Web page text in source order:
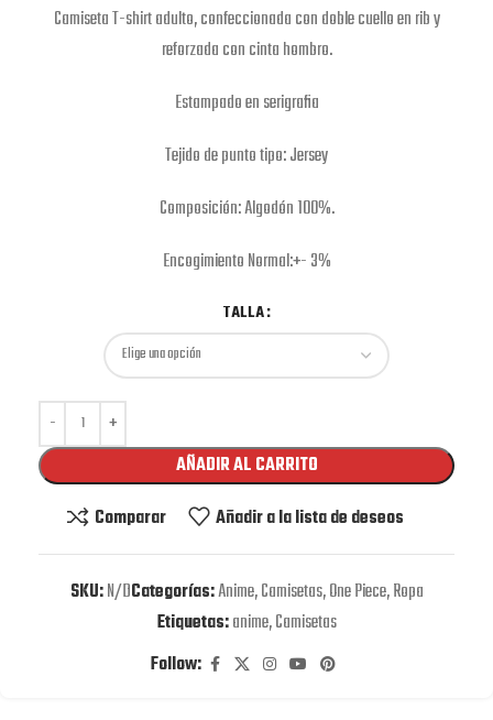
Camiseta T-shirt adulto, confeccionada con doble cuello en rib y
reforzada con cinta hombro.
Estampado en serigrafia
Tejido de punto tipo: Jersey
Composición: Algodón 100%.
Encogimiento Normal:+- 3%
TALLA
AÑADIR AL CARRITO
Comparar
Añadir a la lista de deseos
SKU:N/DCategorías:Anime,Camisetas,One Piece,Ropa
Etiquetas:anime,Camisetas
Follow: